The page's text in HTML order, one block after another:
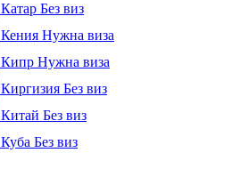
Катар Без виз
Кения Нужна виза
Кипр Нужна виза
Киргизия Без виз
Китай Без виз
Куба Без виз